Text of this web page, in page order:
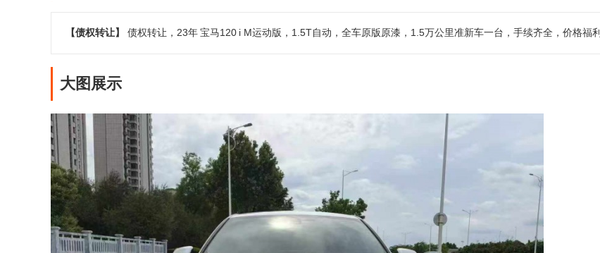
【债权转让】 债权转让，23年宝马120 i M运动版，1.5T自动，全车原版原漆，1.5万公里准新车一台，手续齐全，价格福利
大图展示